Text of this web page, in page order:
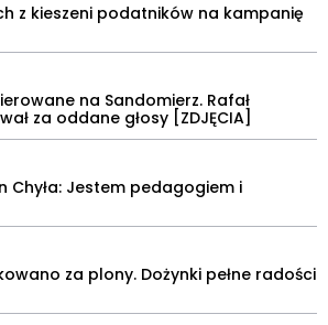
z kieszeni podatników na kampanię
na Sandomierz. Rafał
za oddane głosy [ZDJĘCIA]
Chyła: Jestem pedagogiem i
za plony. Dożynki pełne radości